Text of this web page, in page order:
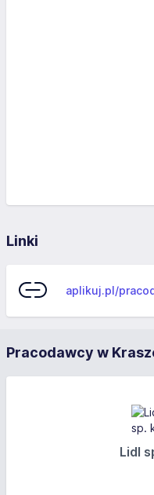
Linki
Pracodawcy w
Lidl